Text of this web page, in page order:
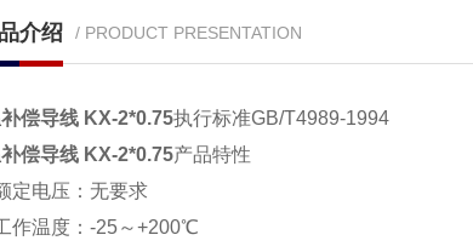
介绍 / PRODUCT PRESENTATION
偿导线 KX-2*0.75执行标准GB/T4989-1994
偿导线 KX-2*0.75产品特性
定电压：无要求
作温度：-25～+200℃